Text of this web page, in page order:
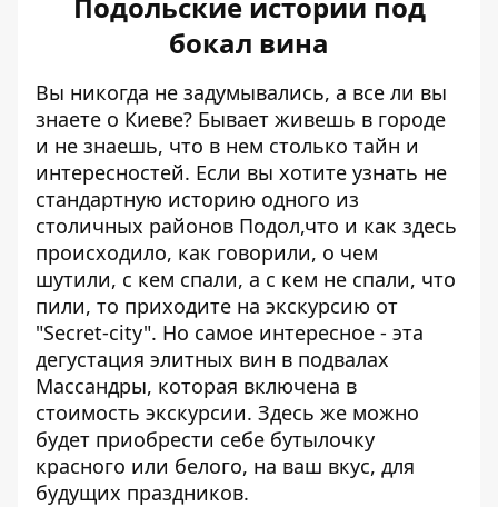
бокал вина
Вы никогда не задумывались, а все ли вы
знаете о Киеве? Бывает живешь в городе
и не знаешь, что в нем столько тайн и
интересностей. Если вы хотите узнать не
стандартную историю одного из
столичных районов Подол,что и как здесь
происходило, как говорили, о чем
шутили, с кем спали, а с кем не спали, что
пили, то приходите на экскурсию от
"Secret-city". Но самое интересное - эта
дегустация элитных вин в подвалах
Массандры, которая включена в
стоимость экскурсии. Здесь же можно
будет приобрести себе бутылочку
красного или белого, на ваш вкус, для
будущих праздников.